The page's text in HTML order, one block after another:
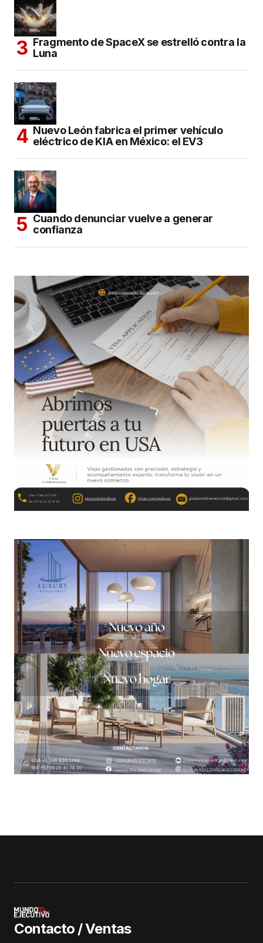
Fragmento de SpaceX se estrelló contra la
Luna
Nuevo León fabrica el primer vehículo
eléctrico de KIA en México: el EV3
Cuando denunciar vuelve a generar
confianza
Contacto / Ventas